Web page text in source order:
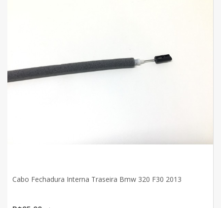
Cabo Fechadura Interna Traseira Bmw 320 F30 2013